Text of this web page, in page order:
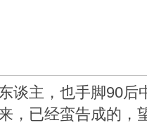
谈主，也手脚90后
，已经蛮告成的，